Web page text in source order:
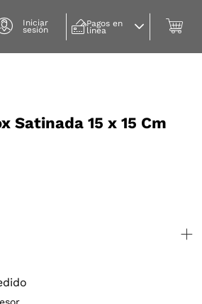
Iniciar
sesión
Pagos en
línea
Satinada 15 x 15 Cm